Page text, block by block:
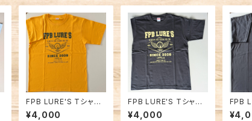
FPB LURE'S Tシャツ2
023 イエロー
¥4,000
FPB LURE'S Tシャツ2
024 ダークグレー
¥4,000
FPB
023